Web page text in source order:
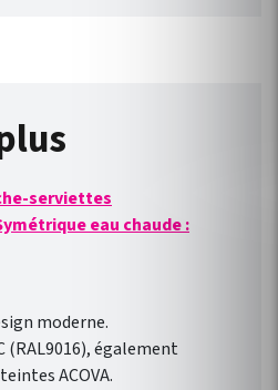
serviettes
Symétrique eau chaude :
moderne.
(RAL9016), également
ACOVA.